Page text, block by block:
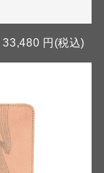
33,480 円(税込)